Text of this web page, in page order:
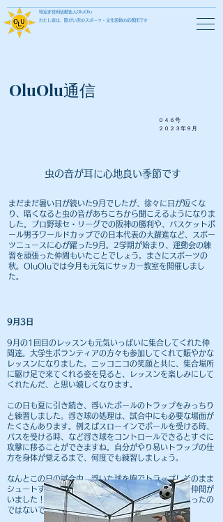
特定非営利活動法人OluOlu
わたし達は、障がい児のスポーツ・文化活動の応援団です
OluOlu通信
０４６号
​２０２３年９月
虫の音が耳に心地良い季節です
まだまだ暑い日が続いた9月でしたが、徐々に日が短くな
り、暗くなると虫の音があちこちから聞こえるようになりま
した。プロ野球セ・リーグでの阪神の勝利や、バスケットボ
ール男子ワールドカップでの日本代表の大躍進など、スポー
ツニュースに心が躍った9月。2学期が始まり、運動会の練
習を頑張った仲間もいたことでしょう。まさにスポーツの
秋。OluOluでは今月も元気にサッカー教室を開催しまし
た。
9月3日
9月の1回目のレッスンも元気いっぱいに集合してくれた仲
間達。大学生ボランティアの方々も参加してくれて賑やかな
レッスンになりました。ニッコニコの笑顔と共に、集合場所
に駆け足で来てくれる姿を見ると、レッスンを楽しみにして
くれたんだ、と思い嬉しくなります。
この日も夏に引き続き、浮いたボールのトラップをみっちり
と練習しました。浮き球の処理は、試合中にも必要な場面が
たくさんあります。例えばスローインでボールを受ける時、
パスを受ける時、など浮き球をコントロールできるとすぐに
攻撃に移ることができますね。自分がやり易いトラップの仕
方を身体が覚えるまで、何度でも練習しましょう。
​なんとこの日の試合中、浮いた球を胸でトラップしそのまま
シュートする、というミラクルプレーを見せてくれた仲間が
いました！！日々の練習の成果です。大きな自信になったの
ではないでしょうか。